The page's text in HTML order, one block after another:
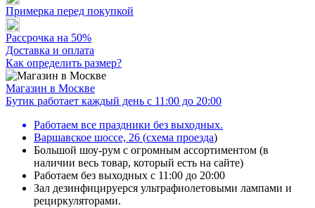
Примерка перед покупкой
Рассрочка на 50%
Доставка и оплата
Как определить размер?
Магазин в Москве
Бутик работает каждый день с 11:00 до 20:00
Работаем все праздники без выходных.
Варшавское шоссе, 26 (схема проезда)
Большой шоу-рум с огромным ассортиментом (в
наличии весь товар, который есть на сайте)
Работаем без выходных с 11:00 до 20:00
Зал дезинфицируерся ультрафиолетовыми лампами и
рециркуляторами.